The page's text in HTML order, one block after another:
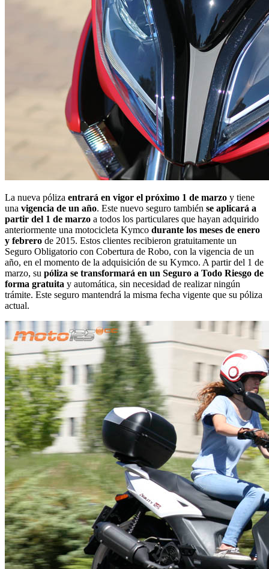
La nueva póliza entrará en vigor el próximo 1 de marzo y tiene
una vigencia de un año. Este nuevo seguro también se aplicará a
partir del 1 de marzo a todos los particulares que hayan adquirido
anteriormente una motocicleta Kymco durante los meses de enero
y febrero de 2015. Estos clientes recibieron gratuitamente un
Seguro Obligatorio con Cobertura de Robo, con la vigencia de un
año, en el momento de la adquisición de su Kymco. A partir del 1 de
marzo, su póliza se transformará en un Seguro a Todo Riesgo de
forma gratuita y automática, sin necesidad de realizar ningún
trámite. Este seguro mantendrá la misma fecha vigente que su póliza
actual.